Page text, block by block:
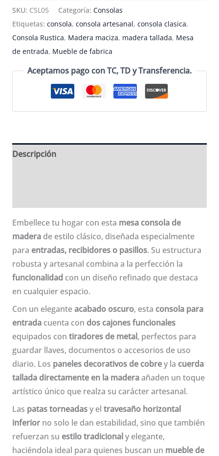
entrada
clásica
de
madera
paneles
cantidad
SKU: CSL05 Categoría: Consolas
Etiquetas: consola, consola artesanal, consola clasica,
Consola Rustica, Madera maciza, madera tallada, Mesa
de entrada, Mueble de fabrica
Aceptamos pago con TC, TD y Transferencia.
Descripción
Embellece tu hogar con esta mesa consola de
maderade estilo clásico, diseñada especialmente
para entradas, recibidores o pasillos. Su estructura
robusta y artesanal combina a la perfección la
funcionalidadcon un diseño refinado que destaca
en cualquier espacio.
Con un eleganteacabado oscuro, esta consola para
entradacuenta con dos cajones funcionales
equipados con tiradores de metal, perfectos para
guardar llaves, documentos o accesorios de uso
diario. Los paneles decorativos de cobrey la cuerda
tallada directamente en la maderaañaden un toque
artístico único que realza su carácter artesanal.
Las patas torneadasy el travesaño horizontal
inferiorno solo le dan estabilidad, sino que también
refuerzan su estilo tradicionaly elegante,
haciéndola ideal para quienes buscan un mueble de